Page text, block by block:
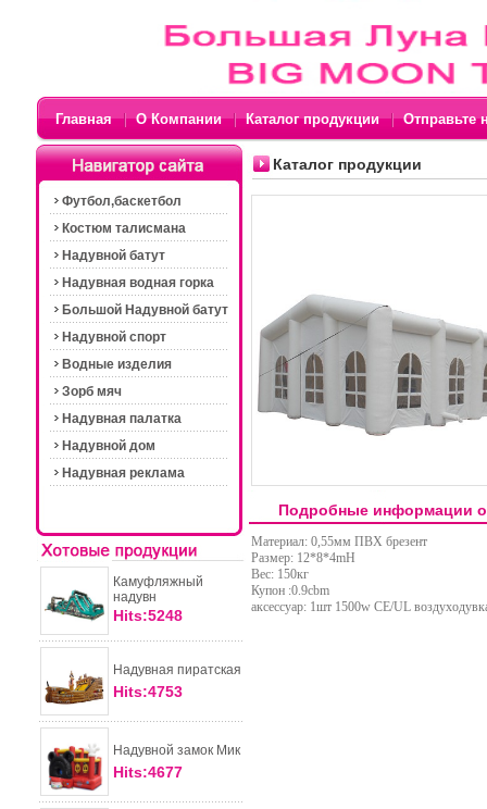
Главная О Компании Каталог продукции Отправьте
Футбол,баскетбол
Костюм талисмана
Надувной батут
Надувная водная горка
Большой Надувной батут
Надувной спорт
Bодные изделия
Зорб мяч
Надувная палатка
Надувной дом
Hадувная реклама
Камуфляжный
надувн
Hits:5248
Надувная пиратская
Hits:4753
Надувной замок Мик
Hits:4677
Каталог продукции
Подробные информации
Материал: 0,55мм ПВХ брезент
Размер: 12*8*4mH
Вес: 150кг
Купон :0.9cbm
аксессуар: 1шт 1500w CE/UL